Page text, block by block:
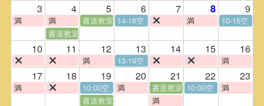
3 4 5 6 7 8 9
満 満 書道教室 14-18空 満
10-15空
書道教室
10 11 12 13 14 15 16
満 13-19空 満
17 18 19 20 21 22 23
満 10:00空 満 書道教室 10:00空
満
書道教室
満